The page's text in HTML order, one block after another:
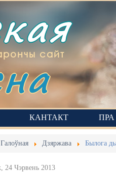
сайт
КАНТАКТ
Галоўная Дзяржава Былога
24 Чэрвень 2013